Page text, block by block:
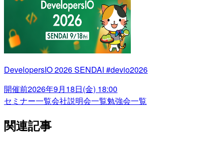
DevelopersIO 2026 SENDAI #devio2026
開催前2026年9月18日(金) 18:00
セミナー一覧会社説明会一覧勉強会一覧
関連記事